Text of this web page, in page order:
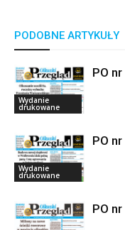
PODOBNE ARTYKUŁY
Wydanie
drukowane
PO
Wydanie
drukowane
PO
PO